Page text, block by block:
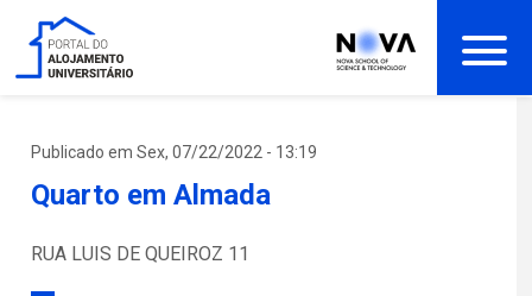
Passar
para
principal
Publicado em Sex, 07/22/2022 - 13:19
Quarto em Almada
RUA LUIS DE QUEIROZ 11